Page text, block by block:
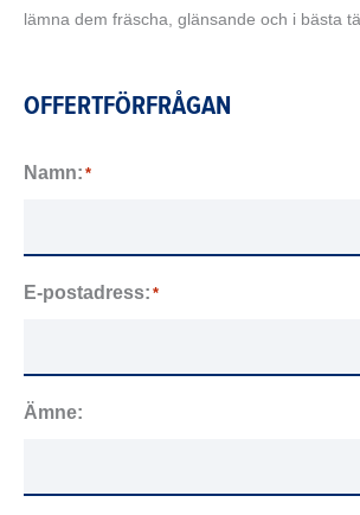
lämna dem fräscha, glänsande och i bästa
OFFERTFÖRFRÅGAN
Namn: *
E-postadress: *
Ämne: